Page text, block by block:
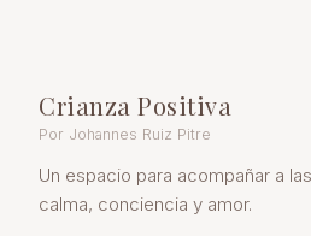
Crianza Positiva
Por Johannes Ruiz Pitre
Un espacio para acompañar a
calma, conciencia y amor.